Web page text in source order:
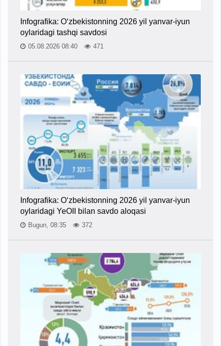
Infografika: O‘zbekistonning 2026 yil yanvar-iyun
oylaridagi tashqi savdosi
05.08.2026 08:40 471
Infografika: O‘zbekistonning 2026 yil yanvar-iyun
oylaridagi YeOII bilan savdo aloqasi
Bugun, 08:35 372